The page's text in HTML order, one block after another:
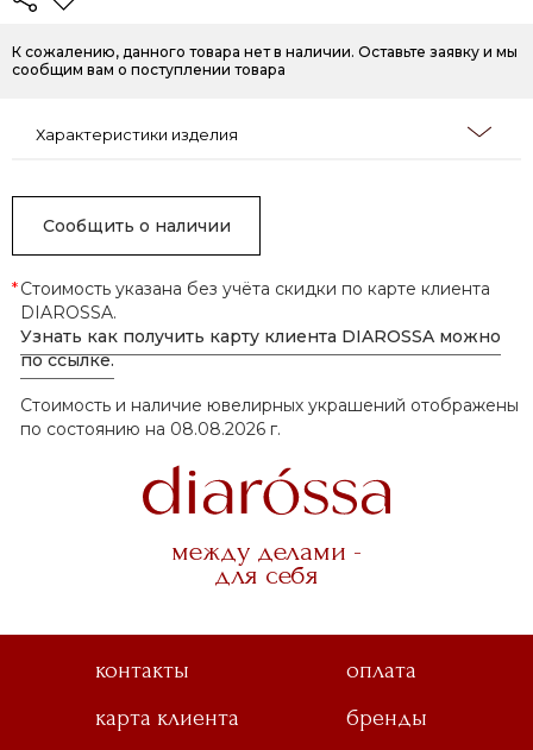
К сожалению, данного товара нет в наличии. Оставьте заявку и мы
сообщим вам о поступлении товара
Характеристики изделия
Сообщить о наличии
*Стоимость указана без учёта скидки по карте клиента
DIAROSSA.
Узнать как получить карту клиента DIAROSSA можно
по ссылке.
Стоимость и наличие ювелирных украшений отображены
по состоянию на 08.08.2026 г.
между делами -
для себя
контакты
оплата
карта клиента
бренды